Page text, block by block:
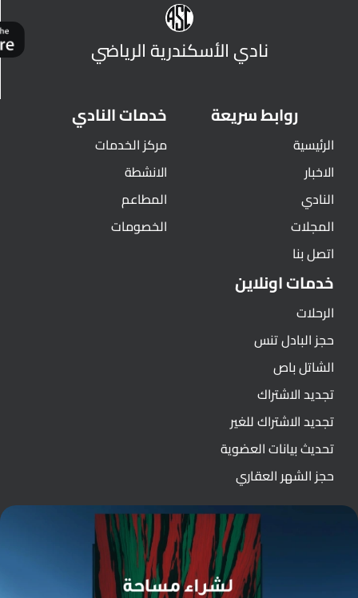
نادي الأسكندرية الرياضي
روابط سريعة
الرئيسية
الاخبار
النادي
المجلات
اتصل بنا
خدمات النادي
مركز الخدمات
الانشطة
المطاعم
الخصومات
خدمات اونلاين
الرحلات
حجز البادل تنس
الشاتل باص
تجديد الاشتراك
تجديد الاشتراك للغير
تحديث بيانات العضوية
حجز الشهر العقاري